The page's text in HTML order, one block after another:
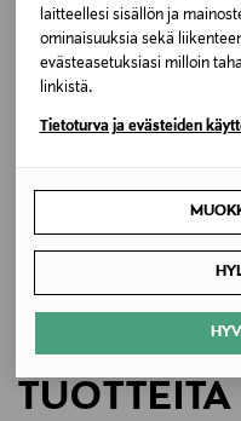
laitteellesi sisällön ja
ominaisuuksia sekä
evästeasetuksiasi milloin
linkistä.
Tietoturva ja evästeiden
Valmistusmaa
Kiina
Valmistajan
New Balance Europe BV
NEW BALANCE
LISÄÄ
TUOTTEITA